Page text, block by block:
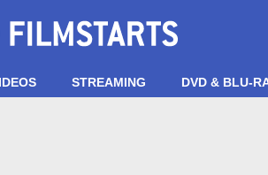
STREAMING DVD & BLU-